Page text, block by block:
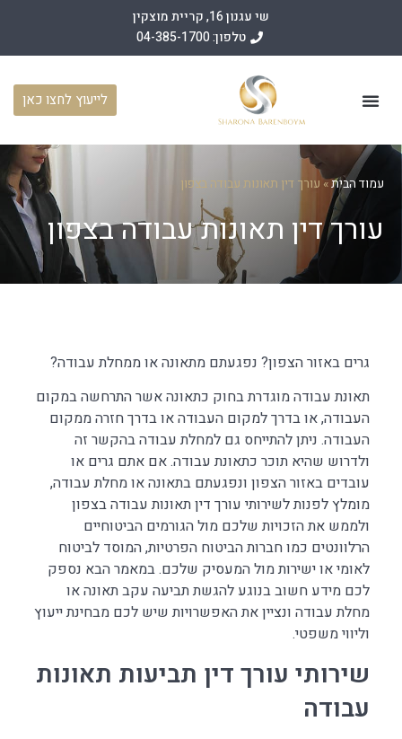
שי עגנון 16, קריית מוצקין
טלפון: 04-385-1700
לייעוץ לחצו כאן
עמוד הבית» עורך דין תאונות עבודה בצפון
עורך דין תאונות עבודה בצפון
גרים באזור הצפון? נפגעתם מתאונה או ממחלת עבודה?
תאונת עבודה מוגדרת בחוק כתאונה אשר התרחשה במקום
העבודה, או בדרך למקום העבודה או בדרך חזרה ממקום
העבודה. ניתן להתייחס גם למחלת עבודה בהקשר זה
ולדרוש שהיא תוכר כתאונת עבודה. אם אתם גרים או
עובדים באזור הצפון ונפגעתם בתאונה או מחלת עבודה,
מומלץ לפנות לשירותי עורך דין תאונות עבודה בצפון
ולממש את הזכויות שלכם מול הגורמים הביטוחיים
הרלוונטים כמו חברות הביטוח הפרטיות, המוסד לביטוח
לאומי או ישירות מול המעסיק שלכם. במאמר הבא נספק
לכם מידע חשוב בנוגע להגשת תביעה עקב תאונה או
מחלת עבודה ונציין את האפשרויות שיש לכם מבחינת ייעוץ
וליווי משפטי.
שירותי עורך דין תביעות תאונות
עבודה